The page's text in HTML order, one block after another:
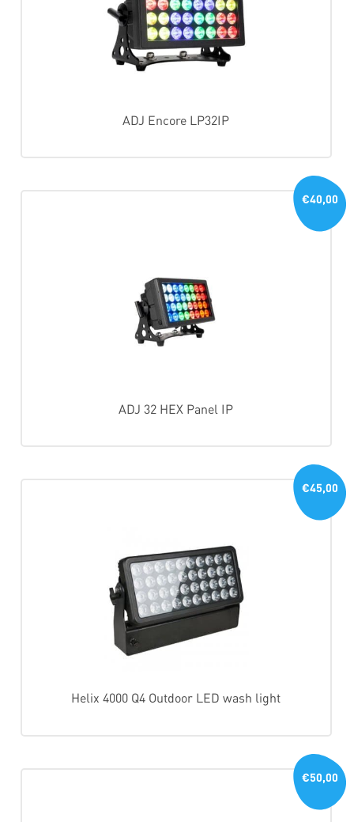
ADJ Encore LP32IP
ADJ 32 HEX Panel IP
€40,00
Helix 4000 Q4 Outdoor LED wash light
€45,00
€50,00